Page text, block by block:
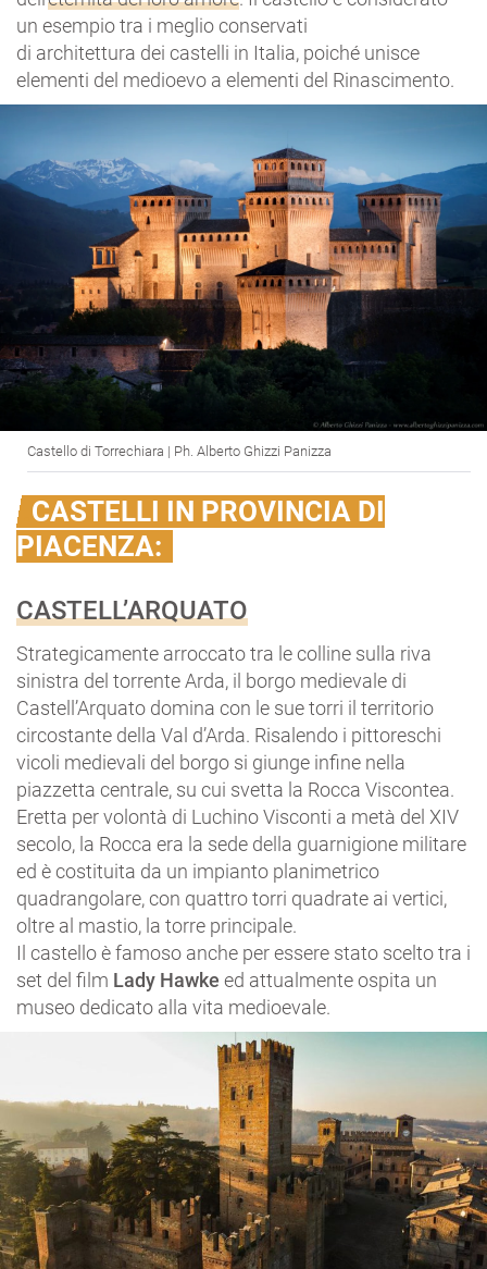
un esempio tra i meglio conservati
di architettura dei castelli in Italia, poiché unisce
elementi del medioevo a elementi del Rinascimento.
Castello di Torrechiara | Ph. Alberto Ghizzi Panizza
CASTELLI IN PROVINCIA DI
PIACENZA:
CASTELL’ARQUATO
Strategicamente arroccato tra le colline sulla riva
sinistra del torrente Arda, il borgo medievale di
Castell’Arquato domina con le sue torri il territorio
circostante della Val d’Arda. Risalendo i pittoreschi
vicoli medievali del borgo si giunge infine nella
piazzetta centrale, su cui svetta la Rocca Viscontea.
Eretta per volontà di Luchino Visconti a metà del XIV
secolo, la Rocca era la sede della guarnigione militare
ed è costituita da un impianto planimetrico
quadrangolare, con quattro torri quadrate ai vertici,
oltre al mastio, la torre principale.
Il castello è famoso anche per essere stato scelto tra i
set del film Lady Hawke ed attualmente ospita un
museo dedicato alla vita medioevale.